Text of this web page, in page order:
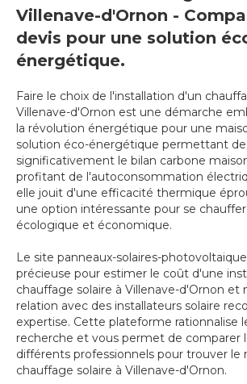
Villenave-d'Ornon -
devis pour une solution
énergétique.
Faire le choix de l'installation d'un
Villenave-d'Ornon est une démarche
la révolution énergétique pour une
solution éco-énergétique permettant
significativement le bilan carbone
profitant de l'autoconsommation
elle jouit d'une efficacité thermique
une option intéressante pour se
écologique et économique.
Le site panneaux-solaires-
précieuse pour estimer le coût d'une
chauffage solaire à Villenave-d'Ornon et
relation avec des installateurs solaire
expertise. Cette plateforme rationnalise
recherche et vous permet de comparer
différents professionnels pour trouver le
chauffage solaire à Villenave-d'Ornon.